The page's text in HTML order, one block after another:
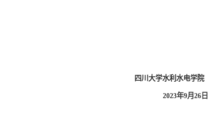
四川大学水利水电学院
2023年9月26日